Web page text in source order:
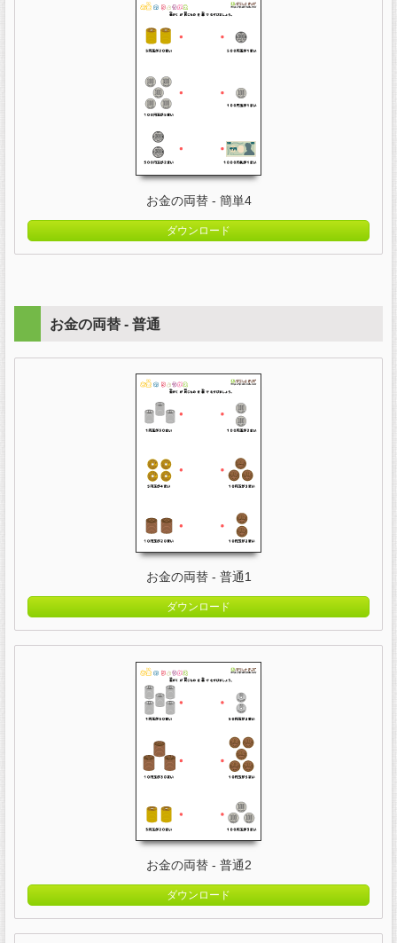
お金の両替 - 簡単4
ダウンロード
お金の両替 - 普通
お金の両替 - 普通1
ダウンロード
お金の両替 - 普通2
ダウンロード